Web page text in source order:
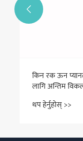
किन रक ऊन
लागि अन्तिम
थप हेर्नुहोस् >>
